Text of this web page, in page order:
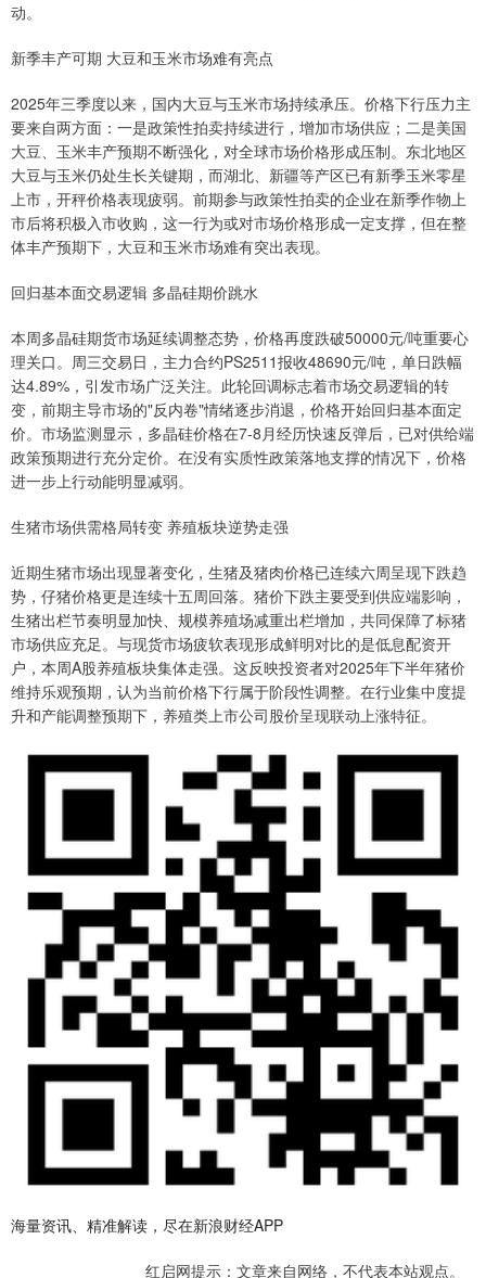
动。
新季丰产可期 大豆和玉米市场难有亮点
2025年三季度以来，国内大豆与玉米市场持续承压。价格下行压力主
要来自两方面：一是政策性拍卖持续进行，增加市场供应；二是美国
大豆、玉米丰产预期不断强化，对全球市场价格形成压制。东北地区
大豆与玉米仍处生长关键期，而湖北、新疆等产区已有新季玉米零星
上市，开秤价格表现疲弱。前期参与政策性拍卖的企业在新季作物上
市后将积极入市收购，这一行为或对市场价格形成一定支撑，但在整
体丰产预期下，大豆和玉米市场难有突出表现。
回归基本面交易逻辑 多晶硅期价跳水
本周多晶硅期货市场延续调整态势，价格再度跌破50000元/吨重要心
理关口。周三交易日，主力合约PS2511报收48690元/吨，单日跌幅
达4.89%，引发市场广泛关注。此轮回调标志着市场交易逻辑的转
变，前期主导市场的"反内卷"情绪逐步消退，价格开始回归基本面定
价。市场监测显示，多晶硅价格在7-8月经历快速反弹后，已对供给端
政策预期进行充分定价。在没有实质性政策落地支撑的情况下，价格
进一步上行动能明显减弱。
生猪市场供需格局转变 养殖板块逆势走强
近期生猪市场出现显著变化，生猪及猪肉价格已连续六周呈现下跌趋
势，仔猪价格更是连续十五周回落。猪价下跌主要受到供应端影响，
生猪出栏节奏明显加快、规模养殖场减重出栏增加，共同保障了标猪
市场供应充足。与现货市场疲软表现形成鲜明对比的是低息配资开
户，本周A股养殖板块集体走强。这反映投资者对2025年下半年猪价
维持乐观预期，认为当前价格下行属于阶段性调整。在行业集中度提
升和产能调整预期下，养殖类上市公司股价呈现联动上涨特征。
海量资讯、精准解读，尽在新浪财经APP
红启网提示：文章来自网络，不代表本站观点。